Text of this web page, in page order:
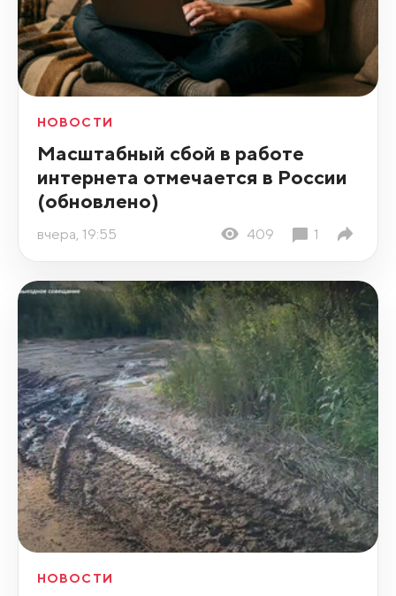
НОВОСТИ
Масштабный сбой в работе
интернета отмечается в России
(обновлено)
вчера, 19:55 409 1
НОВОСТИ